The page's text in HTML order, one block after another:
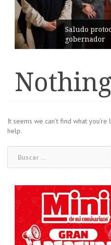
Saludo
gobernador
It seems we can’t find what
help.